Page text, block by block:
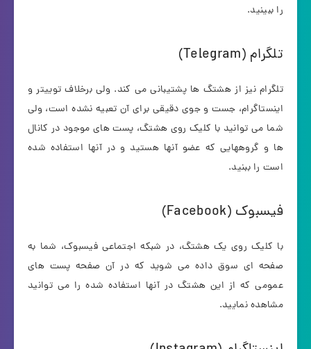
را ببینید.
تلگرام (Telegram)
تلگرام نیز از هشتگ ها پشتیبانی می کند. ولی برخلاف توییتر و
اینستاگرام، جست و جوی دقیقی برای آن تعبیه نشده است، ولی
شما می توانید با کلیک روی هشتگ، پست های موجود در کانال
ها و گروههایی که عضو آنها هستید و در آنها استفاده شده
است را ببنید.
فیسبوک (Facebook)
با کلیک روی یک هشتگ، در شبکه اجتماعی فیسبوک، شما به
صفحه ای سوق داده می شوید که در آن صفحه پست های
عمومی که از این هشتگ در آنها استفاده شده را می توانید
مشاهده نمایید.